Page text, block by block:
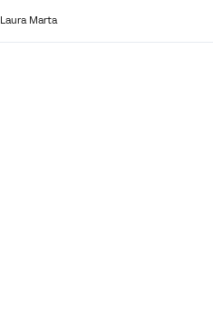
Laura Marta